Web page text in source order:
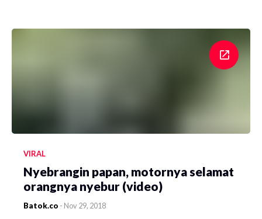
VIRAL
Nyebrangin papan, motornya selamat
orangnya nyebur (video)
Batok.co - Nov 29, 2018